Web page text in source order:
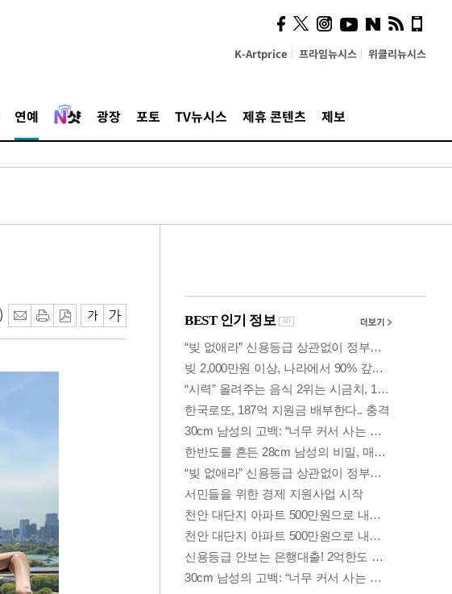
K-Artprice 프라임뉴시스 위클리뉴시스
연예 광장 포토 TV뉴시스 제휴 콘텐츠 제보
의견, 국토부·LH에 충실히
전달할 것"